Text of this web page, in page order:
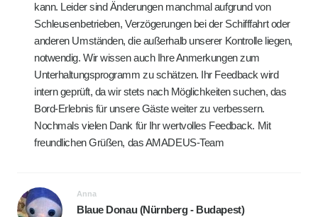
kann. Leider sind Änderungen manchmal aufgrund von
Schleusenbetrieben, Verzögerungen bei der Schifffahrt oder
anderen Umständen, die außerhalb unserer Kontrolle liegen,
notwendig. Wir wissen auch Ihre Anmerkungen zum
Unterhaltungsprogramm zu schätzen. Ihr Feedback wird
intern geprüft, da wir stets nach Möglichkeiten suchen, das
Bord-Erlebnis für unsere Gäste weiter zu verbessern.
Nochmals vielen Dank für Ihr wertvolles Feedback. Mit
freundlichen Grüßen, das AMADEUS-Team
Anna
Blaue Donau (Nürnberg - Budapest)